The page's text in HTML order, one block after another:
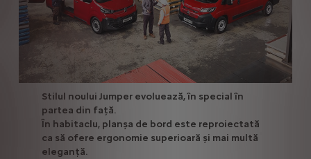
Stilul noului Jumper evoluează, în special în
partea din față.
În habitaclu, planșa de bord este reproiectată
ca să ofere ergonomie superioară și mai multă
eleganță.